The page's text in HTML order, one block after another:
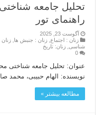
تحلیل جامعه
راهنمای تور
آگوست 23, 2025
زنان : اجتماع ,زنان : جنبش ها ,
شناسی ,زنان: تاریخ
0
عنوان: تحلیل جامعه شناختی
نویسنده: الهام حبیبی، محمد
مطالعه بیشتر »